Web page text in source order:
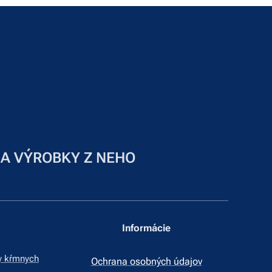
VÝROBKY Z NEHO
kŕmnych
Informácie
Ochrana osobných údajov